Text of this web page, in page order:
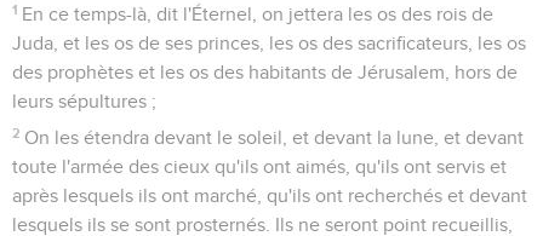
1 En ce temps-là, dit l'Éternel, on jettera les os des rois de
Juda, et les os de ses princes, les os des sacrificateurs, les os
des prophètes et les os des habitants de Jérusalem, hors de
leurs sépultures ;
2 On les étendra devant le soleil, et devant la lune, et devant
toute l'armée des cieux qu'ils ont aimés, qu'ils ont servis et
après lesquels ils ont marché, qu'ils ont recherchés et devant
lesquels ils se sont prosternés. Ils ne seront point recueillis,